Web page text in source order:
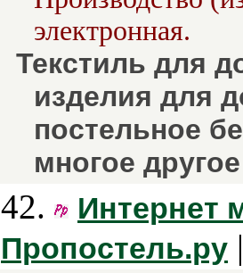
электронная.
Текстиль для
изделия для
постельное
многое
42.
Интернет
Пропостель.ру